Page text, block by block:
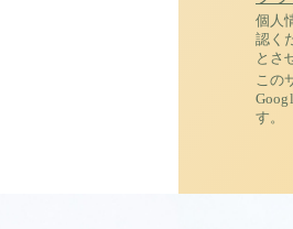
個人
認く
とさ
この
す。